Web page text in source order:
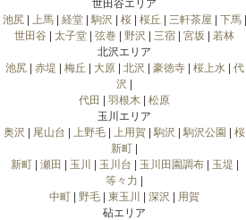
世田谷エリア
池尻| 上馬| 経堂| 駒沢 桜| 桜丘 三軒茶屋 下馬|
世田谷
太子堂 弦巻 野沢 三宿 宮坂
若林
北沢エリア
池尻| 赤堤 梅丘 大原| 北沢 豪徳寺| 桜上水| 代
沢
代田
羽根木
松原
玉川エリア
奥沢
尾山台 上野毛 上用賀 駒沢 駒沢公園
桜
新町
新町| 瀬田 玉川 玉川台 玉川田園調布| 玉堤
等々力
中町
野毛 東玉川 深沢
用賀
砧エリア